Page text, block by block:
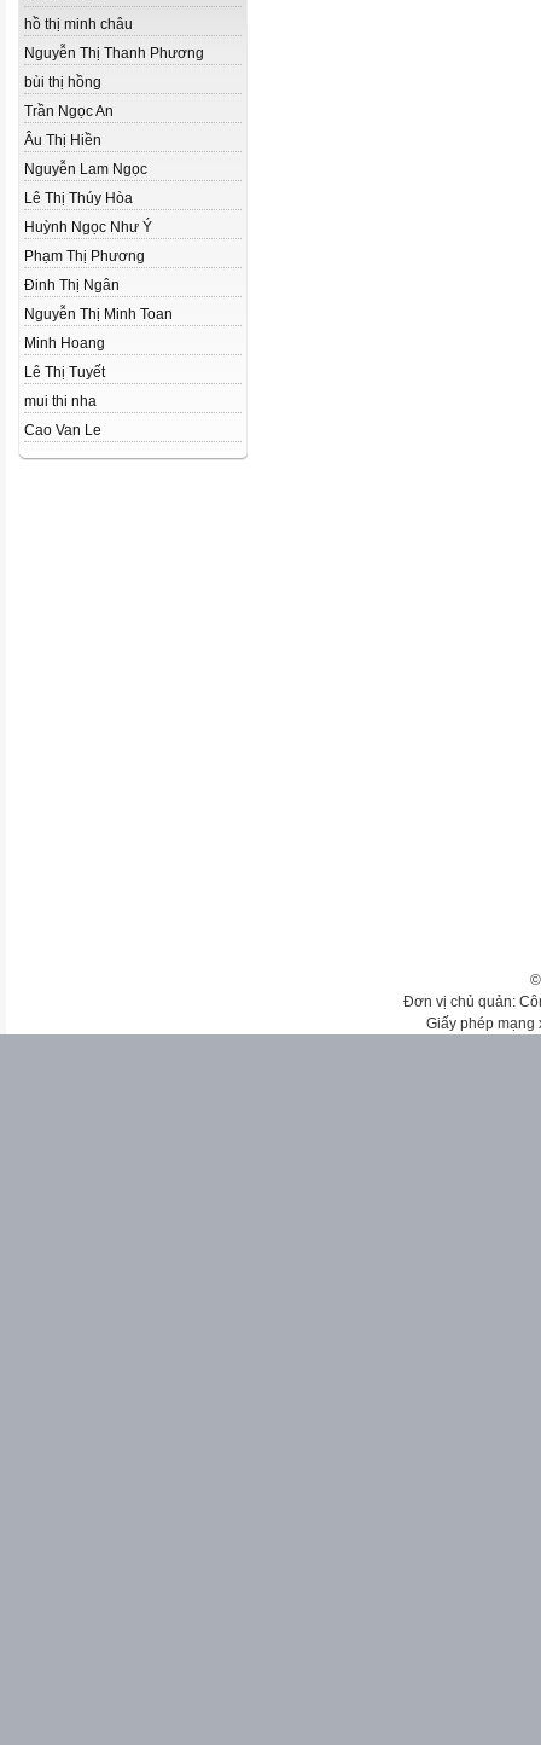
hồ thị minh châu
Nguyễn Thị Thanh Phương
bùi thị hồng
Trần Ngọc An
Âu Thị Hiền
Nguyễn Lam Ngọc
Lê Thị Thúy Hòa
Huỳnh Ngọc Như Ý
Phạm Thị Phương
Đinh Thị Ngân
Nguyễn Thị Minh Toan
Minh Hoang
Lê Thị Tuyết
mui thi nha
Cao Van Le
Đơn vị chủ quản:
Giấy phép mạng